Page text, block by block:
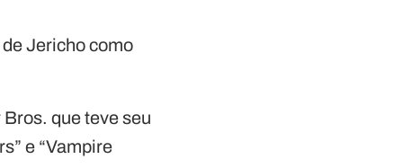
Jericho como
que teve seu
e “Vampire